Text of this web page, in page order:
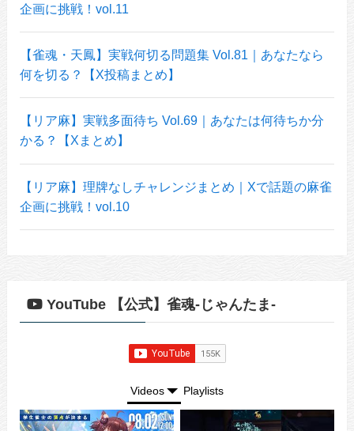
企画に挑戦！vol.11
【雀魂・天鳳】実戦何切る問題集 Vol.81｜あなたなら
何を切る？【X投稿まとめ】
【リア麻】実戦多面待ち Vol.69｜あなたは何待ちか分
かる？【Xまとめ】
【リア麻】理牌なしチャレンジまとめ｜Xで話題の麻雀
企画に挑戦！vol.10
YouTube 【公式】雀魂-じゃんたま-
Videos Playlists